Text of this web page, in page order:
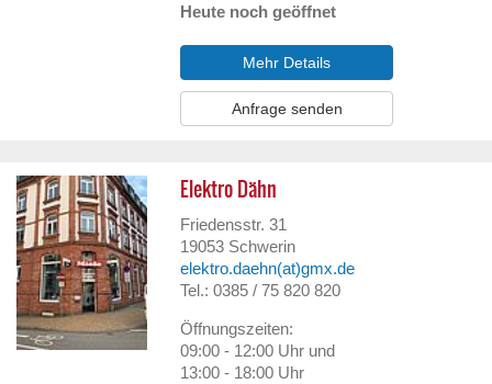
Heute noch geöffnet
Mehr Details
Anfrage senden
Elektro Dähn
Friedensstr. 31
19053 Schwerin
elektro.daehn(at)gmx.de
Tel.: 0385 / 75 820 820
Öffnungszeiten:
09:00 - 12:00 Uhr und
13:00 - 18:00 Uhr